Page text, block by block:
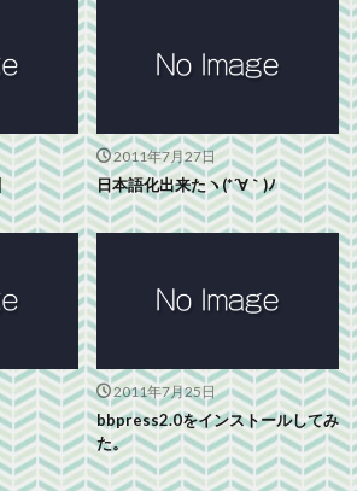
2011年7月27日
日本語化出来たヽ(*´∀｀)ﾉ
2011年7月25日
bbpress2.0をインストールしてみ
た。